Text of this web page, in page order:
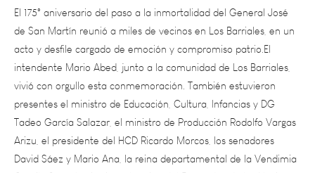
acto y desfile cargado de emoción y compromiso patrio.El
intendente Mario Abed, junto a la comunidad de Los Barriales,
vivió con orgullo esta conmemoración. También estuvieron
presentes el ministro de Educación, Cultura, Infancias y DG
Tadeo García Salazar, el ministro de Producción Rodolfo Vargas
Arizu, el presidente del HCD Ricardo Morcos, los senadores
David Sáez y Mario Ana, la reina departamental de la Vendimia
Camila Sáez, la virreina y la reina del Encuentro de las Naciones,